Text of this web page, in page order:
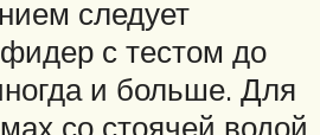
следует
с тестом до
и больше. Для
со стоячей водой